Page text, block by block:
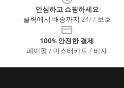
안심하고 쇼핑하세요
클릭에서 배송까지 24/7 보호
100% 안전한 결제
페이팔 / 마스터카드 / 비자